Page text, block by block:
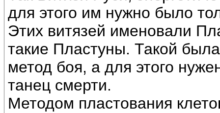
для этого им нужно было
Этих витязей именовали
такие Пластуны. Такой
метод боя, а для этого
танец смерти.
Методом пластования